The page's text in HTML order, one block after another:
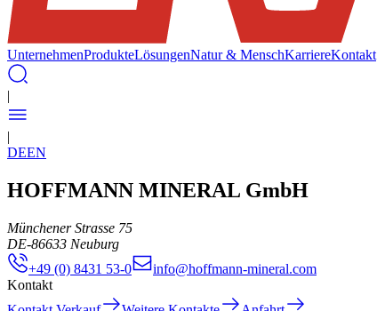
UnternehmenProdukteLösungenNatur & MenschKarriereKontakt
|
|
DEEN
HOFFMANN MINERAL GmbH
Münchener Strasse 75
DE-86633 Neuburg
+49 (0) 8431 53-0
info@hoffmann-mineral.com
Kontakt